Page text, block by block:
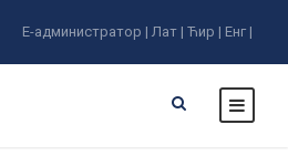
Е-администратор | Лат | Ћир | Енг |